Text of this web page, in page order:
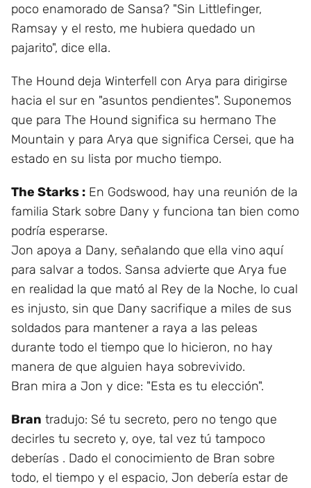
poco enamorado de Sansa? "Sin Littlefinger,
Ramsay y el resto, me hubiera quedado un
pajarito", dice ella.
The Hound deja Winterfell con Arya para dirigirse
hacia el sur en "asuntos pendientes". Suponemos
que para The Hound significa su hermano The
Mountain y para Arya que significa Cersei, que ha
estado en su lista por mucho tiempo.
The Starks : En Godswood, hay una reunión de la
familia Stark sobre Dany y funciona tan bien como
podría esperarse.
Jon apoya a Dany, señalando que ella vino aquí
para salvar a todos. Sansa advierte que Arya fue
en realidad la que mató al Rey de la Noche, lo cual
es injusto, sin que Dany sacrifique a miles de sus
soldados para mantener a raya a las peleas
durante todo el tiempo que lo hicieron, no hay
manera de que alguien haya sobrevivido.
Bran mira a Jon y dice: "Esta es tu elección".
Bran tradujo: Sé tu secreto, pero no tengo que
decirles tu secreto y, oye, tal vez tú tampoco
deberías . Dado el conocimiento de Bran sobre
todo, el tiempo y el espacio, Jon debería estar de